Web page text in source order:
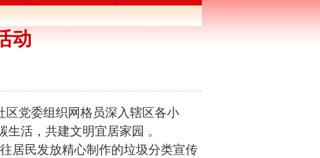
动
党委组织网格员深入辖区各小
活，共建文明宜居家园 。
民发放精心制作的垃圾分类宣传